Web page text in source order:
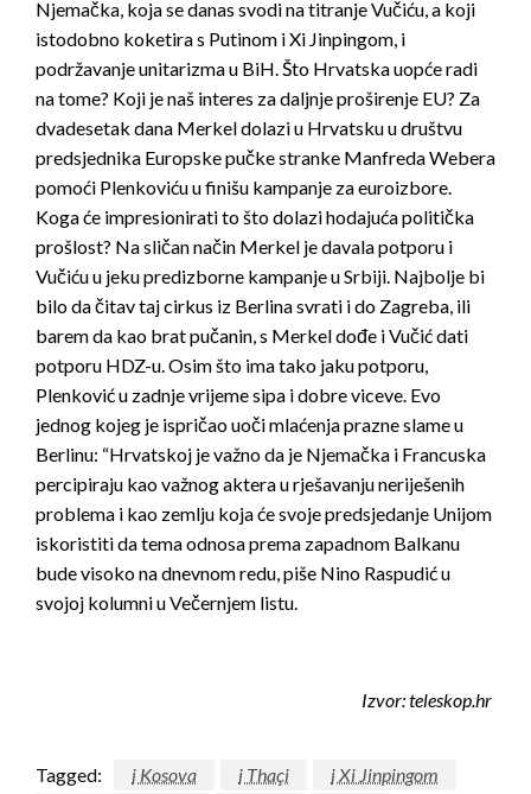
Njemačka, koja se danas svodi na titranje Vučiću, a koji
istodobno koketira s Putinom i Xi Jinpingom, i
podržavanje unitarizma u BiH. Što Hrvatska uopće radi
na tome? Koji je naš interes za daljnje proširenje EU? Za
dvadesetak dana Merkel dolazi u Hrvatsku u društvu
predsjednika Europske pučke stranke Manfreda Webera
pomoći Plenkoviću u finišu kampanje za euroizbore.
Koga će impresionirati to što dolazi hodajuća politička
prošlost? Na sličan način Merkel je davala potporu i
Vučiću u jeku predizborne kampanje u Srbiji. Najbolje bi
bilo da čitav taj cirkus iz Berlina svrati i do Zagreba, ili
barem da kao brat pučanin, s Merkel dođe i Vučić dati
potporu HDZ-u. Osim što ima tako jaku potporu,
Plenković u zadnje vrijeme sipa i dobre viceve. Evo
jednog kojeg je ispričao uoči mlaćenja prazne slame u
Berlinu: “Hrvatskoj je važno da je Njemačka i Francuska
percipiraju kao važnog aktera u rješavanju neriješenih
problema i kao zemlju koja će svoje predsjedanje Unijom
iskoristiti da tema odnosa prema zapadnom Balkanu
bude visoko na dnevnom redu, piše Nino Raspudić u
svojoj kolumni u Večernjem listu.
Izvor: teleskop.hr
Tagged: i Kosova i Thaçi
i Xi Jinpingom